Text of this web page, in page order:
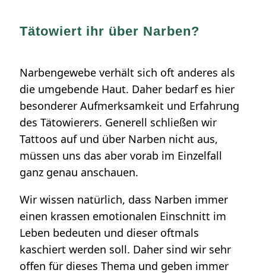
Tätowiert ihr über Narben?
Narbengewebe verhält sich oft anderes als
die umgebende Haut. Daher bedarf es hier
besonderer Aufmerksamkeit und Erfahrung
des Tätowierers. Generell schließen wir
Tattoos auf und über Narben nicht aus,
müssen uns das aber vorab im Einzelfall
ganz genau anschauen.
Wir wissen natürlich, dass Narben immer
einen krassen emotionalen Einschnitt im
Leben bedeuten und dieser oftmals
kaschiert werden soll. Daher sind wir sehr
offen für dieses Thema und geben immer